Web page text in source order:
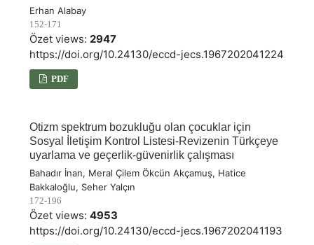
Erhan Alabay
152-171
Özet views: 2947
https://doi.org/10.24130/eccd-jecs.1967202041224
PDF
Otizm spektrum bozukluğu olan çocuklar için
Sosyal İletişim Kontrol Listesi-Revizenin Türkçeye
uyarlama ve geçerlik-güvenirlik çalışması
Bahadır İnan, Meral Çilem Ökcün Akçamuş, Hatice
Bakkaloğlu, Seher Yalçın
172-196
Özet views: 4953
https://doi.org/10.24130/eccd-jecs.1967202041193